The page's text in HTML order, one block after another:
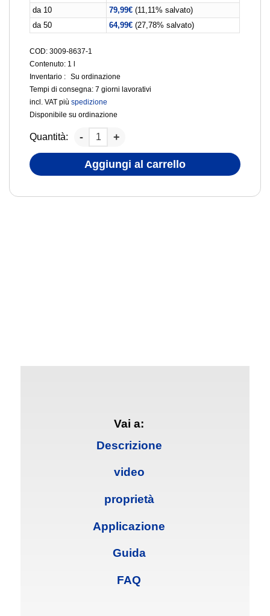
da 10
79,99€ (11,11% salvato)
da 50
64,99€ (27,78% salvato)
COD: 3009-8637-1
Contenuto: 1
Inventario :
Su ordinazione
Tempi di consegna:7 giorni lavorativi
incl. VAT piùspedizione
Disponibile su ordinazione
Quantità:
Aggiungi al carrello
Vai a:
Descrizione
video
proprietà
Applicazione
Guida
FAQ